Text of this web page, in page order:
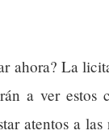
ahora? La
a ver
atentos a